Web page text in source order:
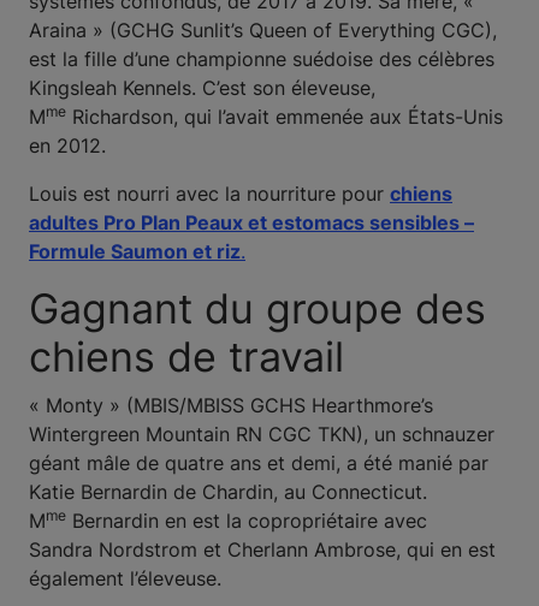
Araina » (GCHG Sunlit’s Queen of Everything CGC),
est la fille d’une championne suédoise des célèbres
Kingsleah Kennels. C’est son éleveuse,
Mme Richardson, qui l’avait emmenée aux États-Unis
en 2012.
Louis est nourri avec la nourriture pour chiens
adultes Pro Plan Peaux et estomacs sensibles –
Formule Saumon et riz.
Gagnant du groupe des
chiens de travail
« Monty » (MBIS/MBISS GCHS Hearthmore’s
Wintergreen Mountain RN CGC TKN), un schnauzer
géant mâle de quatre ans et demi, a été manié par
Katie Bernardin de Chardin, au Connecticut.
Mme Bernardin en est la copropriétaire avec
Sandra Nordstrom et Cherlann Ambrose, qui en est
également l’éleveuse.